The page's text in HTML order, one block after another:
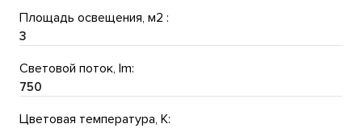
Площадь освещения, м2 :
3
Световой поток, lm:
750
Цветовая температура, K: